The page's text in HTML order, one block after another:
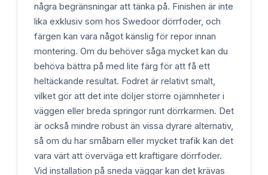
några begränsningar att tänka på. Finishen är inte
lika exklusiv som hos Swedoor dörrfoder, och
färgen kan vara något känslig för repor innan
montering. Om du behöver såga mycket kan du
behöva bättra på med lite färg för att få ett
heltäckande resultat. Fodret är relativt smalt,
vilket gör att det inte döljer större ojämnheter i
väggen eller breda springor runt dörrkarmen. Det
är också mindre robust än vissa dyrare alternativ,
så om du har småbarn eller mycket trafik kan det
vara värt att överväga ett kraftigare dörrfoder.
Vid installation på sneda väggar kan det krävas